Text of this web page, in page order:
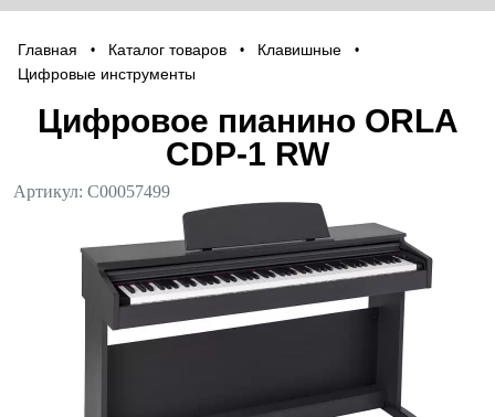
Главная • Каталог товаров • Клавишные •
Цифровые инструменты
Цифровое пианино ORLA
CDP-1 RW
Артикул: С00057499